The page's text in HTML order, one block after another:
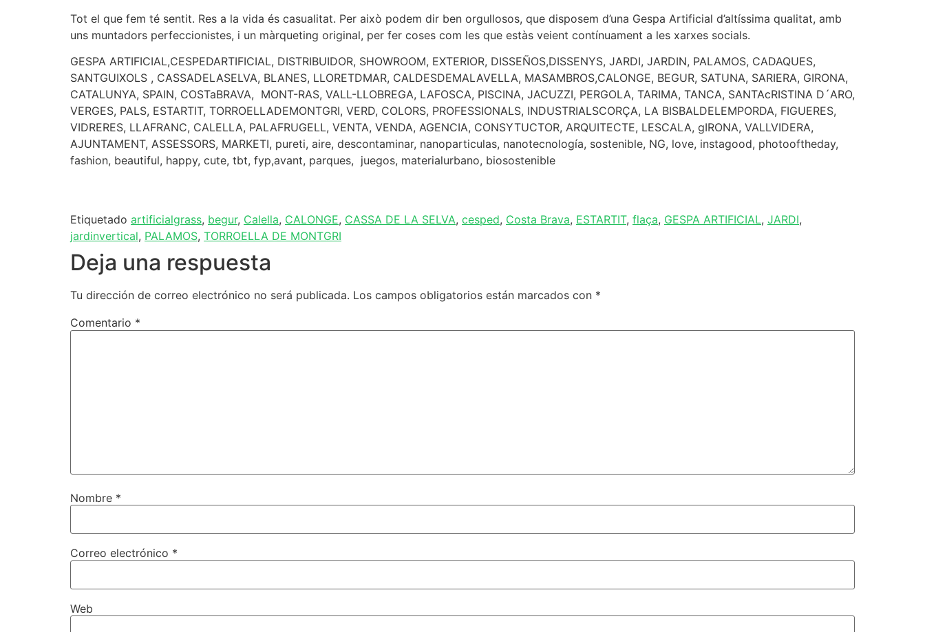
Tot el que fem té sentit. Res a la vida és casualitat. Per això podem dir ben orgullosos, que disposem d’una Gespa Artificial d’altíssima qualitat, amb
uns muntadors perfeccionistes, i un màrqueting original, per fer coses com les que estàs veient contínuament a les xarxes socials.
GESPA ARTIFICIAL,CESPEDARTIFICIAL, DISTRIBUIDOR, SHOWROOM, EXTERIOR, DISSEÑOS,DISSENYS, JARDI, JARDIN, PALAMOS, CADAQUES,
SANTGUIXOLS , CASSADELASELVA, BLANES, LLORETDMAR, CALDESDEMALAVELLA, MASAMBROS,CALONGE, BEGUR, SATUNA, SARIERA, GIRONA,
CATALUNYA, SPAIN, COSTaBRAVA, MONT-RAS, VALL-LLOBREGA, LAFOSCA, PISCINA, JACUZZI, PERGOLA, TARIMA, TANCA, SANTAcRISTINA D´ARO,
VERGES, PALS, ESTARTIT, TORROELLADEMONTGRI, VERD, COLORS, PROFESSIONALS, INDUSTRIALSCORÇA, LA BISBALDELEMPORDA, FIGUERES,
VIDRERES, LLAFRANC, CALELLA, PALAFRUGELL, VENTA, VENDA, AGENCIA, CONSYTUCTOR, ARQUITECTE, LESCALA, gIRONA, VALLVIDERA,
AJUNTAMENT, ASSESSORS, MARKETI, pureti, aire, descontaminar, nanoparticulas, nanotecnología, sostenible, NG, love, instagood, photooftheday,
fashion, beautiful, happy, cute, tbt, fyp,avant, parques, juegos, materialurbano, biosostenible
Etiquetado artificialgrass, begur, Calella, CALONGE, CASSA DE LA SELVA, cesped, Costa Brava, ESTARTIT, flaça, GESPA ARTIFICIAL, JARDI,
jardinvertical, PALAMOS, TORROELLA DE MONTGRI
Deja una respuesta
Tu dirección de correo electrónico no será publicada. Los campos obligatorios están marcados con *
Comentario *
Nombre *
Correo electrónico *
Web